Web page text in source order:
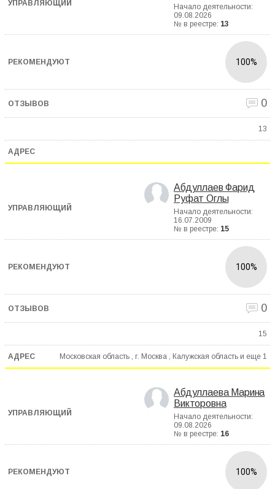
Начало деятельности:
09.08.2026
№ в реестре: 13
100%
0
13
Абдуллаев Фарид
Руфат Оглы
Начало деятельности:
16.07.2009
№ в реестре: 15
100%
0
15
Московская область , г. Москва , Калужская область и еще 1
Абдуллаева Марина
Викторовна
Начало деятельности:
09.08.2026
№ в реестре: 16
100%